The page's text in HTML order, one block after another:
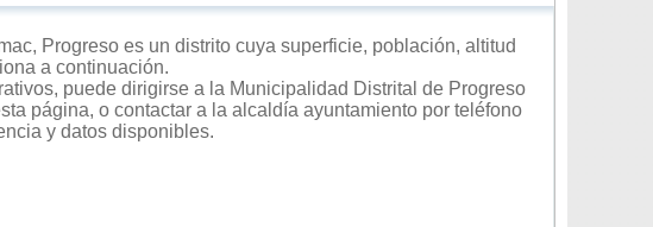
Progreso es un distrito cuya superficie, población, altitud
a continuación.
puede dirigirse a la Municipalidad Distrital de Progreso
página, o contactar a la alcaldía ayuntamiento por teléfono
y datos disponibles.